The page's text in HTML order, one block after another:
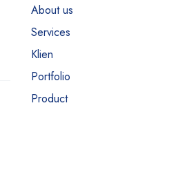
About us
Services
Klien
Portfolio
Product